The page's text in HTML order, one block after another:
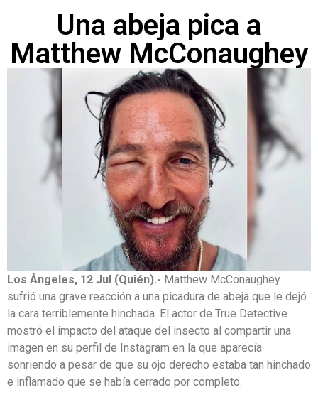
Una abeja pica a
Matthew McConaughey
Los Ángeles, 12 Jul (Quién).- Matthew McConaughey
sufrió una grave reacción a una picadura de abeja que le dejó
la cara terriblemente hinchada. El actor de True Detective
mostró el impacto del ataque del insecto al compartir una
imagen en su perfil de Instagram en la que aparecía
sonriendo a pesar de que su ojo derecho estaba tan hinchado
e inflamado que se había cerrado por completo.